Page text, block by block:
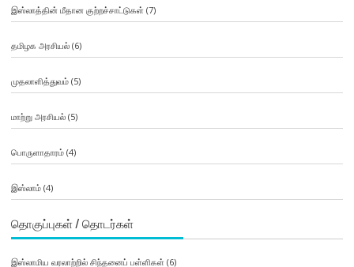
இஸ்லாத்தின் மீதான குற்றச்சாட்டுகள் (7)
தமிழக அரசியல்(6)
முதலாளித்துவம்(5)
மாற்று அரசியல்(5)
பொருளாதாரம்(4)
இஸ்லாம்(4)
தொகுப்புகள் / தொடர்கள்
இஸ்லாமிய வரலாற்றில் சிந்தனைப் பள்ளிகள் (6)